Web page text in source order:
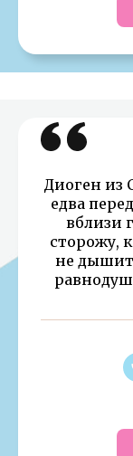
Диоген из
едва
вблизи
сторожу,
не